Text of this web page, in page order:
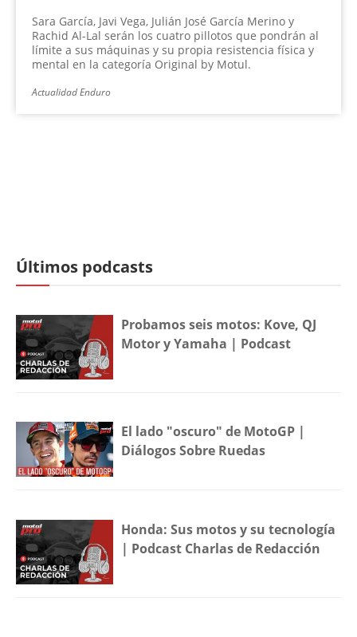
Sara García, Javi Vega, Julián José García Merino y
Rachid Al-Lal serán los cuatro pillotos que pondrán al
límite a sus máquinas y su propia resistencia física y
mental en la categoría Original by Motul.
Actualidad Enduro
Últimos podcasts
Probamos seis motos: Kove, QJ
Motor y Yamaha | Podcast
El lado "oscuro" de MotoGP |
Diálogos Sobre Ruedas
Honda: Sus motos y su tecnología
| Podcast Charlas de Redacción